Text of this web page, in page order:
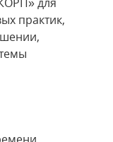
практик,